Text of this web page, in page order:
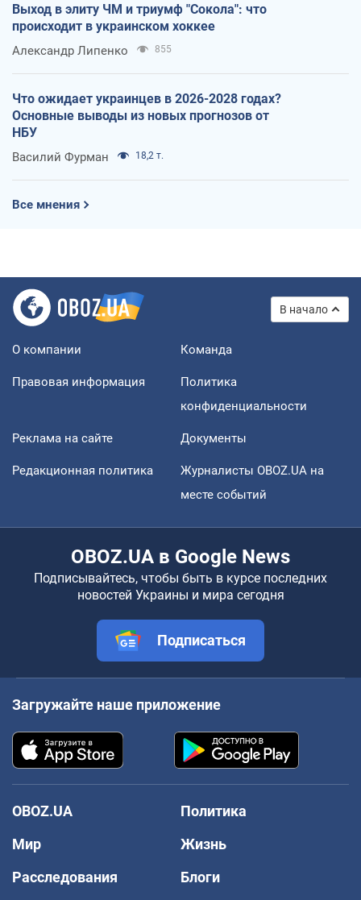
Выход в элиту ЧМ и триумф "Сокола": что
происходит в украинском хоккее
Александр Липенко 855
Что ожидает украинцев в 2026-2028 годах?
Основные выводы из новых прогнозов от
НБУ
Василий Фурман 18,2 т.
Все мнения
В начало
О компании Команда
Правовая информация
Политика
конфиденциальности
Реклама на сайте Документы
Редакционная политика
Журналисты OBOZ.UA на
месте событий
OBOZ.UA в Google News
Подписывайтесь, чтобы быть в курсе последних
новостей Украины и мира сегодня
Подписаться
Загружайте наше приложение
OBOZ.UA
Политика
Мир
Жизнь
Расследования
Блоги